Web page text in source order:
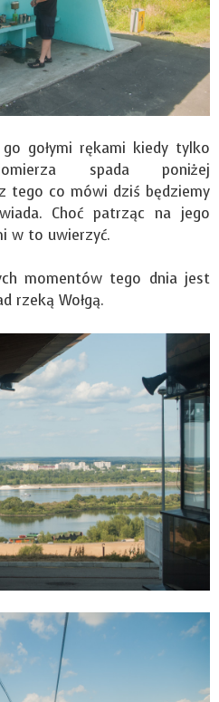
gołymi rękami kiedy tylko
spada poniżej
tego co mówi dziś będziemy
Choć patrząc na jego
w to uwierzyć.
momentów tego dnia jest
rzeką Wołgą.